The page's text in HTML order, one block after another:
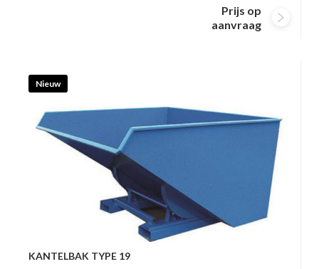
Prijs op
aanvraag
Nieuw
KANTELBAK TYPE 19